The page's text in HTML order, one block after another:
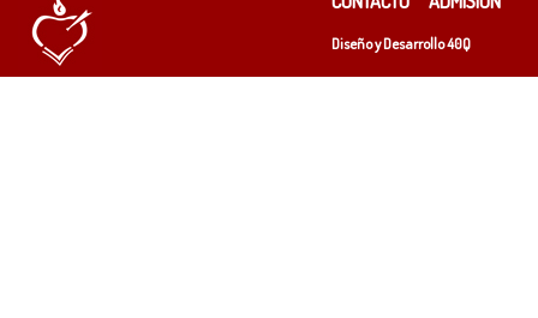
Diseño y Desarrollo40Q